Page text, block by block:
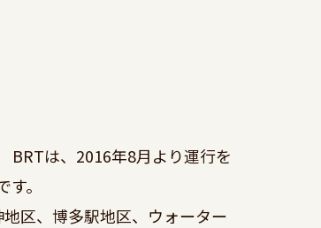
BRTは、2016年8月より運行を
。
区、博多駅地区、ウォーター